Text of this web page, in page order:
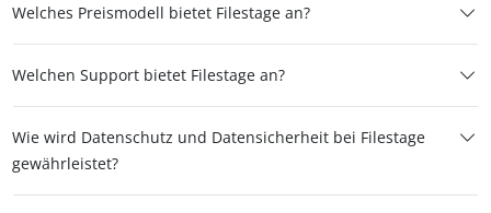
Welches Preismodell bietet Filestage an?
Welchen Support bietet Filestage an?
Wie wird Datenschutz und Datensicherheit bei Filestage
gewährleistet?